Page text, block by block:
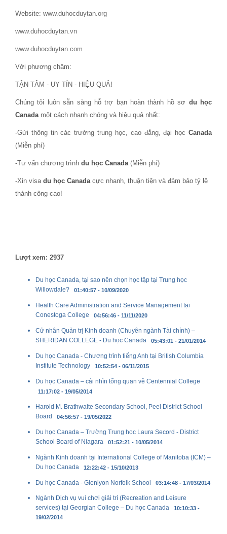
Website: www.duhocduytan.org
www.duhocduytan.vn
www.duhocduytan.com
Với phương châm:
TẬN TÂM - UY TÍN - HIỆU QUẢ!
Chúng tôi luôn sẵn sàng hỗ trợ bạn hoàn thành hồ sơ du học
Canada một cách nhanh chóng và hiệu quả nhất:
-Gửi thông tin các trường trung học, cao đẳng, đại học Canada
(Miễn phí)
-Tư vấn chương trình du học Canada (Miễn phí)
-Xin visa du học Canada cực nhanh, thuận tiện và đảm bảo tỷ lệ
thành công cao!
Lượt xem: 2937
Du học Canada, tại sao nên chọn học tập tại Trung học
Willowdale? 01:40:57 - 10/09/2020
Health Care Administration and Service Management tại
Conestoga College 04:56:46 - 11/11/2020
Cử nhân Quản trị Kinh doanh (Chuyên ngành Tài chính) –
SHERIDAN COLLEGE - Du học Canada 05:43:01 - 21/01/2014
Du học Canada - Chương trình tiếng Anh tại British Columbia
Institute Technology 10:52:54 - 06/11/2015
Du học Canada – cái nhìn tổng quan về Centennial College
11:17:02 - 19/05/2014
Harold M. Brathwaite Secondary School, Peel District School
Board 04:56:57 - 19/05/2022
Du học Canada – Trường Trung học Laura Secord - District
School Board of Niagara 01:52:21 - 10/05/2014
Ngành Kinh doanh tại International College of Manitoba (ICM) –
Du học Canada 12:22:42 - 15/10/2013
Du học Canada - Glenlyon Norfolk School 03:14:48 - 17/03/2014
Ngành Dịch vụ vui chơi giải trí (Recreation and Leisure
services) tại Georgian College – Du học Canada 10:10:33 -
19/02/2014